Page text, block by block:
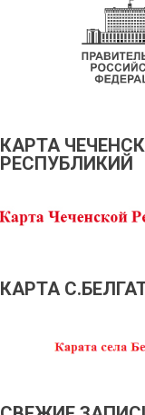
КАРТА
РЕСПУБЛИКИЙ
КАРТА